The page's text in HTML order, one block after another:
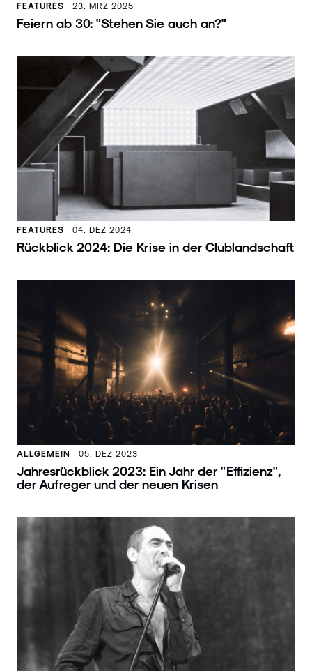
FEATURES 23. MRZ 2025
Feiern ab 30: "Stehen Sie auch an?"
FEATURES 04. DEZ 2024
Rückblick 2024: Die Krise in der Clublandschaft
ALLGEMEIN 05. DEZ 2023
Jahresrückblick 2023: Ein Jahr der "Effizienz",
der Aufreger und der neuen Krisen